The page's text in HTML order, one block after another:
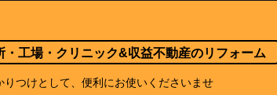
・工場・クリニック&収益不動産のリフォーム
りつけとして、便利にお使いくださいませ